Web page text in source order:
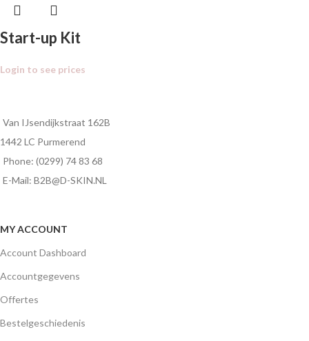
Start-up Kit
Login to see prices
Van IJsendijkstraat 162B
1442 LC Purmerend
Phone: (0299) 74 83 68
E-Mail: B2B@D-SKIN.NL
MY ACCOUNT
Account Dashboard
Accountgegevens
Offertes
Bestelgeschiedenis